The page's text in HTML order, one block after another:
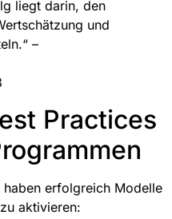
liegt darin, den
und
–
Practices
haben erfolgreich Modelle
aktivieren: